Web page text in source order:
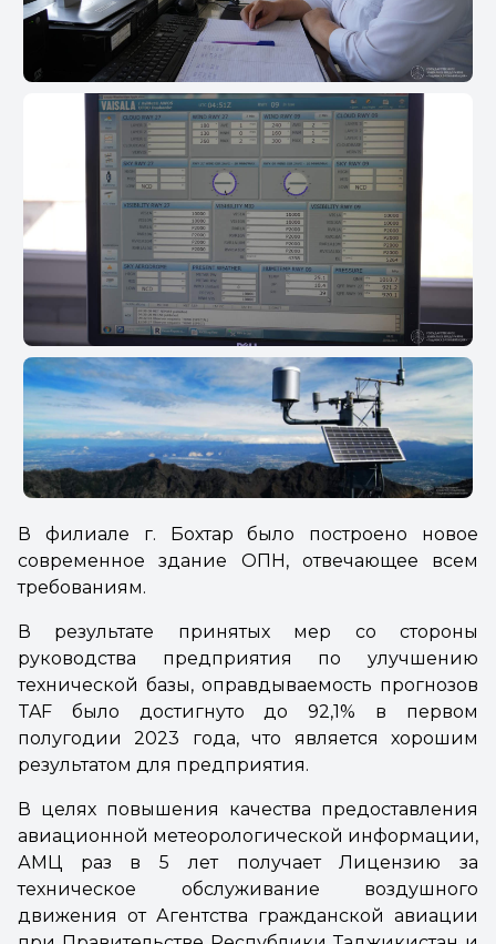
В филиале г. Бохтар было построено новое
современное здание ОПН, отвечающее всем
требованиям.
В результате принятых мер со стороны
руководства предприятия по улучшению
технической базы, оправдываемость прогнозов
TAF было достигнуто до 92,1% в первом
полугодии 2023 года, что является хорошим
результатом для предприятия.
В целях повышения качества предоставления
авиационной метеорологической информации,
АМЦ раз в 5 лет получает Лицензию за
техническое обслуживание воздушного
движения от Агентства гражданской авиации